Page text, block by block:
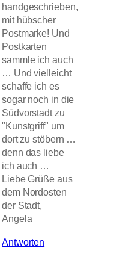
handgeschrieben,
mit hübscher
Postmarke! Und
Postkarten
sammle ich auch
… Und vielleicht
schaffe ich es
sogar noch in die
Südvorstadt zu
"Kunstgriff" um
dort zu stöbern …
denn das liebe
ich auch …
Liebe Grüße aus
dem Nordosten
der Stadt,
Angela
Antworten